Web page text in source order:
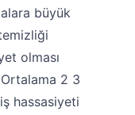
büyük
olması
2 3
hassasiyeti